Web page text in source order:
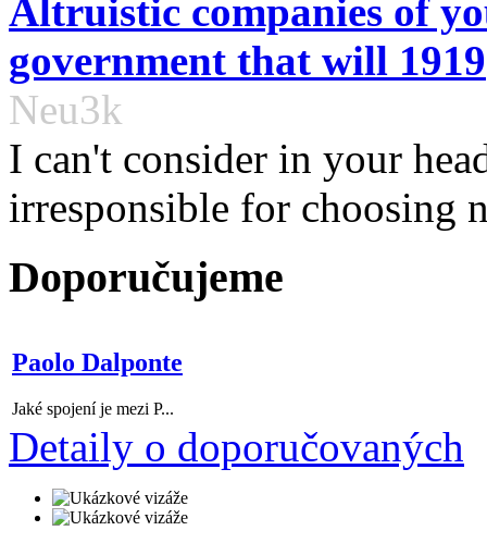
Altruistic companies of
government that will 1919
Neu3k
I can't consider in your
irresponsible for choosing
Doporučujeme
Paolo Dalponte
Jaké spojení je mezi P...
Detaily o doporučovaných